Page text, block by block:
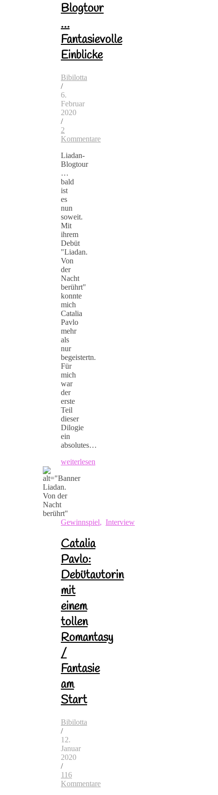
Blogtour
…
Fantasievolle
Einblicke
Bibilotta
/
6.
Februar
2020
/
2
Kommentare
Liadan-
Blogtour
…
bald
ist
es
nun
soweit.
Mit
ihrem
Debüt
"Liadan.
Von
der
Nacht
berührt"
konnte
mich
Catalia
Pavlo
mehr
als
nur
begeistertn.
Für
mich
war
der
erste
Teil
dieser
Dilogie
ein
absolutes…
weiterlesen
Gewinnspiel, Interview
Catalia
Pavlo:
Debütautorin
mit
einem
tollen
Romantasy
/
Fantasie
am
Start
Bibilotta
/
12.
Januar
2020
/
116
Kommentare